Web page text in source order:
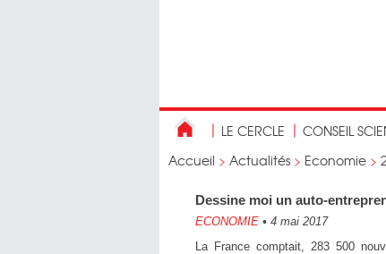
LE CERCLE CONSEIL
Accueil > Actualités > Economie >
Dessine moi un auto-
ECONOMIE • 4 mai 2017
La France comptait, 283 500